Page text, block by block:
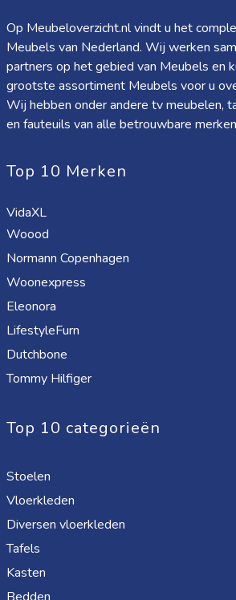
Op Meubeloverzicht.nl vindt u het
Meubels van Nederland. Wij werken
partners op het gebied van Meubels en
grootste assortiment Meubels voor u
Wij hebben onder andere tv meubelen,
en fauteuils van alle betrouwbare
Top 10 Merken
VidaXL
Woood
Normann Copenhagen
Woonexpress
Eleonora
LifestyleFurn
Dutchbone
Tommy Hilfiger
Top 10 categorieën
Stoelen
Vloerkleden
Diversen vloerkleden
Tafels
Kasten